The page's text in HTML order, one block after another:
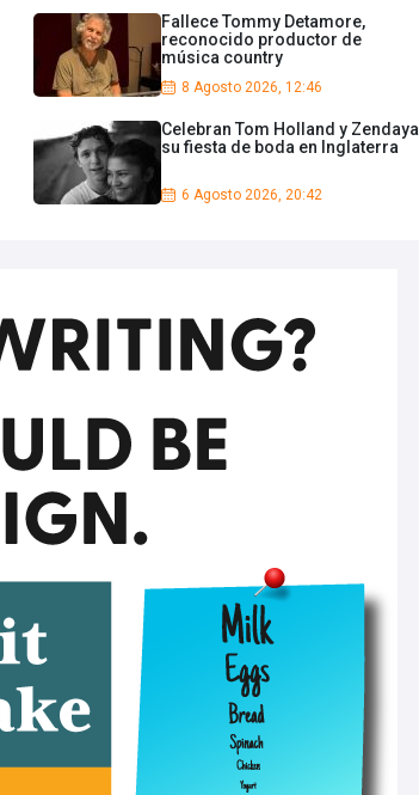
Fallece Tommy Detamore,
reconocido productor de
música country
8 Agosto 2026, 12:46
Celebran Tom Holland y Zendaya
su fiesta de boda en Inglaterra
6 Agosto 2026, 20:42